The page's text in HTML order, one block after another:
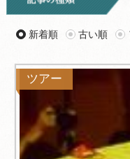
キャンプ
旅行記
グルメ
新着順 古い順
ツアー